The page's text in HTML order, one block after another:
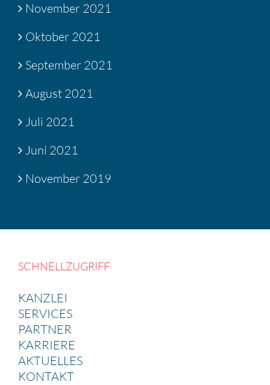
November 2021
Oktober 2021
September 2021
August 2021
Juli 2021
Juni 2021
November 2019
SCHNELL­ZU­GRIFF
KANZLEI
SERVICES
PARTNER
KARRIERE
AKTUELLES
KONTAKT